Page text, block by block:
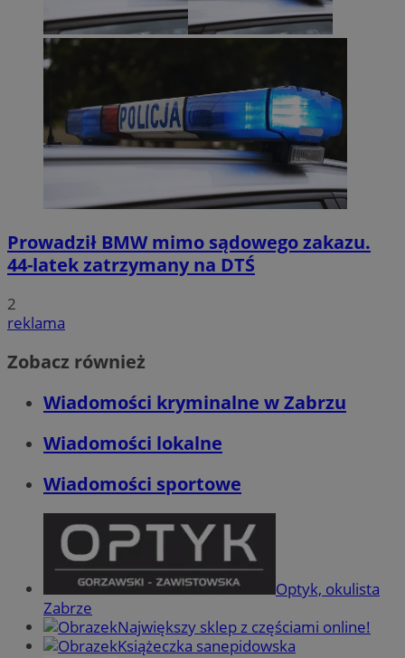
Prowadził BMW mimo sądowego zakazu.
44-latek zatrzymany na DTŚ
2
reklama
Zobacz również
Wiadomości kryminalne w Zabrzu
Wiadomości lokalne
Wiadomości sportowe
Optyk, okulista
Zabrze
Największy sklep z częściami online!
Książeczka sanepidowska